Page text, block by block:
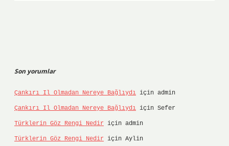
Son yorumlar
Çankırı Il Olmadan Nereye Bağlıydı için admin
Çankırı Il Olmadan Nereye Bağlıydı için Sefer
Türklerin Göz Rengi Nedir için admin
Türklerin Göz Rengi Nedir için Aylin